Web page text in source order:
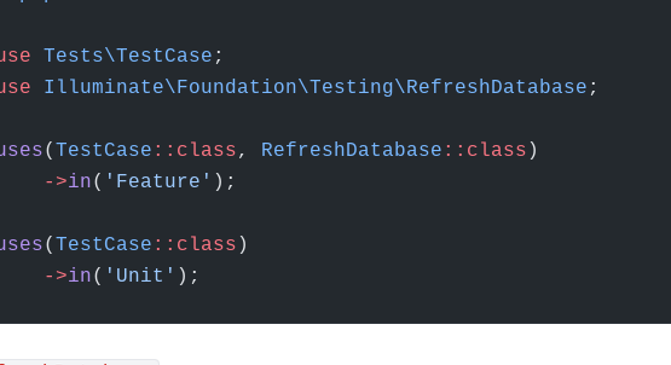
Tests\TestCase ;
Illuminate\Foundation\Testing\RefreshDatabase ;
( TestCase ::class, RefreshDatabase ::class )
->
in( 'Feature' );
( TestCase ::class )
->
in( 'Unit' );